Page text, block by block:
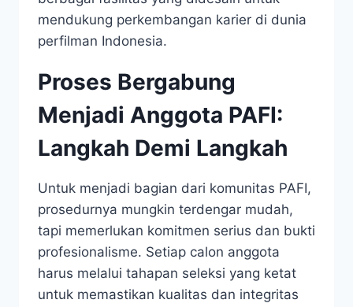
mendukung perkembangan karier di dunia
perfilman Indonesia.
Proses Bergabung
Menjadi Anggota PAFI:
Langkah Demi Langkah
Untuk menjadi bagian dari komunitas PAFI,
prosedurnya mungkin terdengar mudah,
tapi memerlukan komitmen serius dan bukti
profesionalisme. Setiap calon anggota
harus melalui tahapan seleksi yang ketat
untuk memastikan kualitas dan integritas